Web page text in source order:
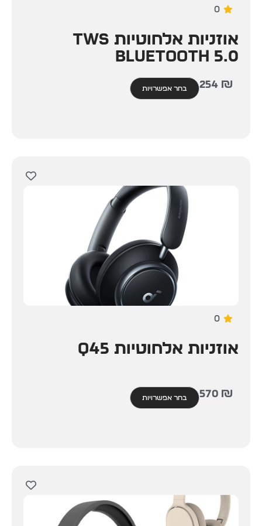
0
אוזניות אלחוטיות TWS
Bluetooth 5.0
254 ₪ בחר אפשרויות
0
אוזניות אלחוטיות Q45
570 ₪ בחר אפשרויות